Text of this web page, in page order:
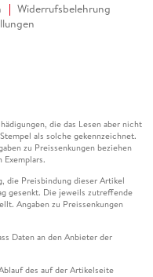
Widerrufsbelehrung
die das Lesen aber nicht
als solche gekennzeichnet.
zu Preissenkungen beziehen
die Preisbindung dieser Artikel
gesenkt. Die jeweils zutreffende
Angaben zu Preissenkungen
Daten an den Anbieter der
des auf der Artikelseite